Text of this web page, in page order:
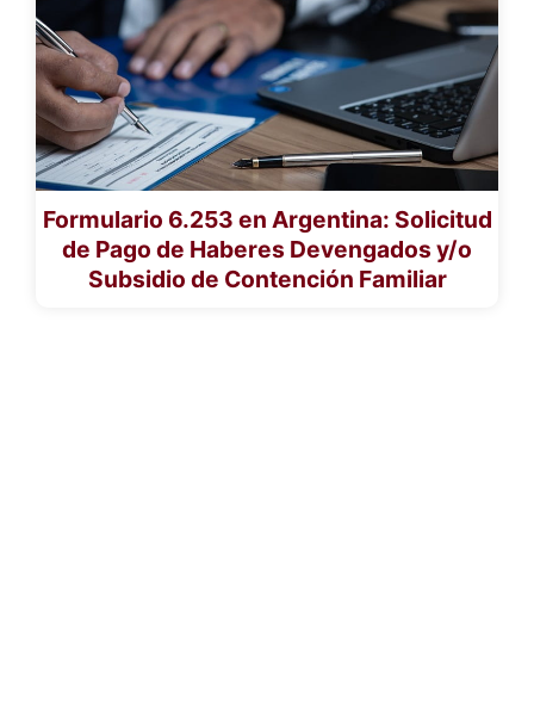
Formulario 6.253 en Argentina: Solicitud
de Pago de Haberes Devengados y/o
Subsidio de Contención Familiar